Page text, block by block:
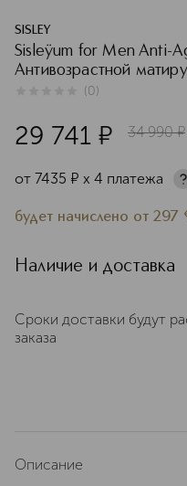
SISLEY
Sisleÿum for Men Anti-
Антивозрастной
(0)
29 741 ¤ 34 990 ¤
от 7435 ¤ х 4 платежа
будет начислено от 297
Наличие и доставка
Сроки доставки будут
заказа
Описание